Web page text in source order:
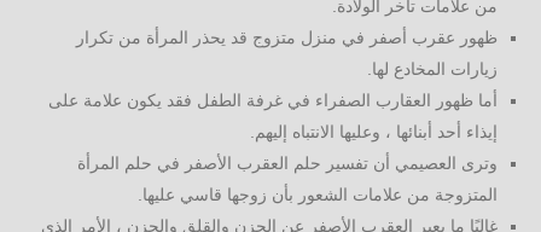
من علامات تأخر الولادة.
ظهور عقرب أصفر في منزل متزوج قد يحذر المرأة من تكرار
زيارات المخادع لها.
أما ظهور العقارب الصفراء في غرفة الطفل فقد يكون علامة على
إيذاء أحد أبنائها ، وعليها الانتباه إليهم.
وترى العصيمي أن تفسير حلم العقرب الأصفر في حلم المرأة
المتزوجة من علامات الشعور بأن زوجها قاسي عليها.
غالبًا ما يعبر العقرب الأصفر عن الحزن والقلق والحزن ، الأمر الذي